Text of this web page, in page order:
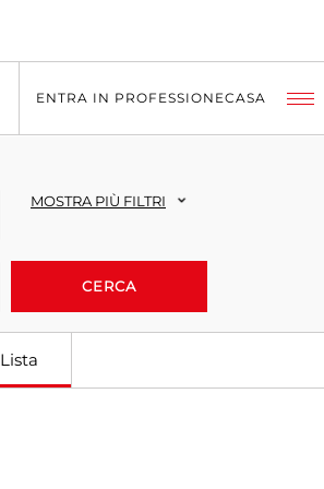
ENTRA IN PROFESSIONECASA
MOSTRA PIÙ FILTRI
CERCA
Lista